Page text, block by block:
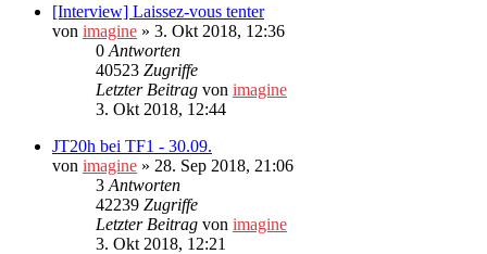
[Interview] Laissez-vous tenter
von imagine » 3. Okt 2018, 12:36
0 Antworten
40523 Zugriffe
Letzter Beitrag von imagine
3. Okt 2018, 12:44
JT20h bei TF1 - 30.09.
von imagine » 28. Sep 2018, 21:06
3 Antworten
42239 Zugriffe
Letzter Beitrag von imagine
3. Okt 2018, 12:21